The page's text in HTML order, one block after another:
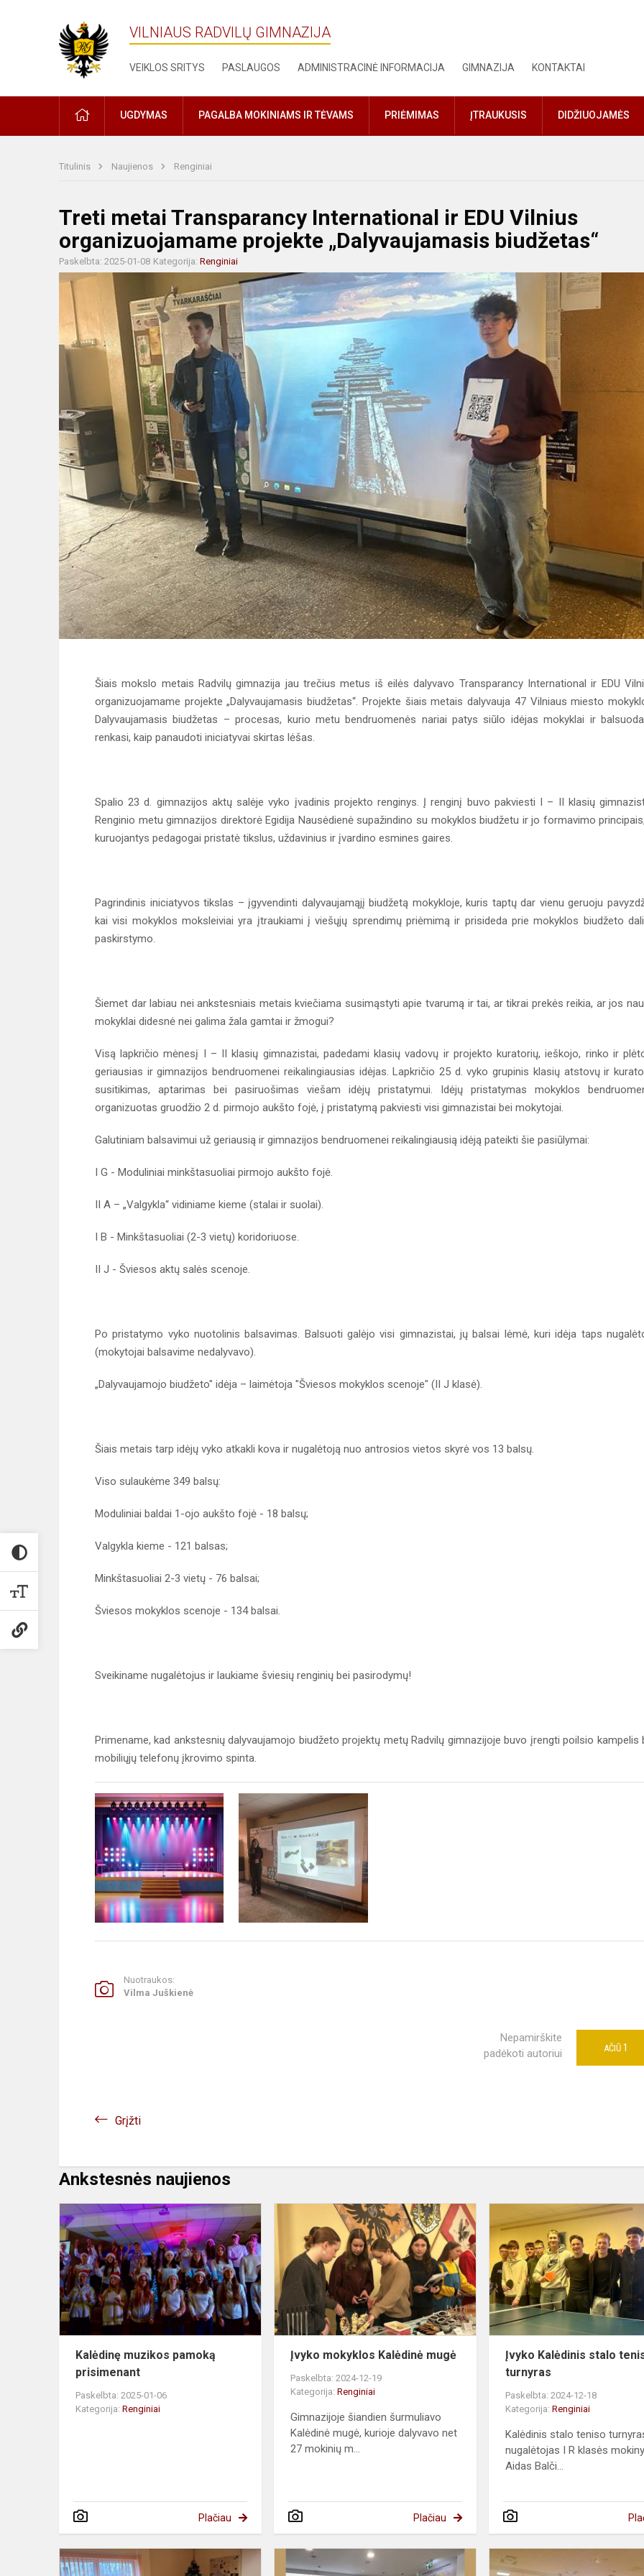
VILNIAUS RADVILŲ GIMNAZIJA
VEIKLOS SRITYS PASLAUGOS ADMINISTRACINĖ INFORMACIJA GIMNAZIJA KONTAKTAI
PRADŽIAUGDYMAS PAGALBA MOKINIAMS IR TĖVAMS PRIĖMIMAS ĮTRAUKUSIS DIDŽIUOJAMĖS
Titulinis Naujienos Renginiai
Treti metai Transparancy International ir EDU Vilnius
organizuojamame projekte „Dalyvaujamasis biudžetas“
Paskelbta: 2025-01-08 Kategorija: Renginiai
Šiais mokslo metais Radvilų gimnazija jau trečius metus iš eilės dalyvavo Transparancy International ir EDU
organizuojamame projekte „Dalyvaujamasis biudžetas“. Projekte šiais metais dalyvauja 47 Vilniaus miesto
Dalyvaujamasis biudžetas – procesas, kurio metu bendruomenės nariai patys siūlo idėjas mokyklai ir
renkasi, kaip panaudoti iniciatyvai skirtas lėšas.
Spalio 23 d. gimnazijos aktų salėje vyko įvadinis projekto renginys. Į renginį buvo pakviesti I – II klasių
Renginio metu gimnazijos direktorė Egidija Nausėdienė supažindino su mokyklos biudžetu ir jo formavimo
kuruojantys pedagogai pristatė tikslus, uždavinius ir įvardino esmines gaires.
Pagrindinis iniciatyvos tikslas – įgyvendinti dalyvaujamąjį biudžetą mokykloje, kuris taptų dar vienu geruoju
kai visi mokyklos moksleiviai yra įtraukiami į viešųjų sprendimų priėmimą ir prisideda prie mokyklos biudžeto
paskirstymo.
Šiemet dar labiau nei ankstesniais metais kviečiama susimąstyti apie tvarumą ir tai, ar tikrai prekės reikia, ar jos
mokyklai didesnė nei galima žala gamtai ir žmogui?
Visą lapkričio mėnesį I – II klasių gimnazistai, padedami klasių vadovų ir projekto kuratorių, ieškojo, rinko ir
geriausias ir gimnazijos bendruomenei reikalingiausias idėjas. Lapkričio 25 d. vyko grupinis klasių atstovų ir
susitikimas, aptarimas bei pasiruošimas viešam idėjų pristatymui. Idėjų pristatymas mokyklos
organizuotas gruodžio 2 d. pirmojo aukšto fojė, į pristatymą pakviesti visi gimnazistai bei mokytojai.
Galutiniam balsavimui už geriausią ir gimnazijos bendruomenei reikalingiausią idėją pateikti šie pasiūlymai:
I G - Moduliniai minkštasuoliai pirmojo aukšto fojė.
II A – „Valgykla“ vidiniame kieme (stalai ir suolai).
I B - Minkštasuoliai (2-3 vietų) koridoriuose.
II J - Šviesos aktų salės scenoje.
Po pristatymo vyko nuotolinis balsavimas. Balsuoti galėjo visi gimnazistai, jų balsai lėmė, kuri idėja taps
(mokytojai balsavime nedalyvavo).
„Dalyvaujamojo biudžeto" idėja – laimėtoja "Šviesos mokyklos scenoje" (II J klasė).
Šiais metais tarp idėjų vyko atkakli kova ir nugalėtoją nuo antrosios vietos skyrė vos 13 balsų.
Viso sulaukėme 349 balsų:
Moduliniai baldai 1-ojo aukšto fojė - 18 balsų;
Valgykla kieme - 121 balsas;
Minkštasuoliai 2-3 vietų - 76 balsai;
Šviesos mokyklos scenoje - 134 balsai.
Sveikiname nugalėtojus ir laukiame šviesių renginių bei pasirodymų!
Primename, kad ankstesnių dalyvaujamojo biudžeto projektų metų Radvilų gimnazijoje buvo įrengti poilsio kampelis
mobiliųjų telefonų įkrovimo spinta.
Nuotraukos:
Vilma Juškienė
Nepamirškite
padėkoti autoriui
AČIŪ 1
Grįžti
Ankstesnės naujienos
muzikos
pamoką
prisimenant
Kalėdinę muzikos pamoką
prisimenant
Paskelbta: 2025-01-06
Kategorija: Renginiai
Plačiau
mokyklos
Kalėdinė
mugė
Įvyko mokyklos Kalėdinė mugė
Paskelbta: 2024-12-19
Kategorija:Renginiai
Gimnazijoje šiandien šurmuliavo
Kalėdinė mugė, kurioje dalyvavo net
27 mokinių m...
Plačiau
Įvyko Kalėdinis stalo
turnyras
Paskelbta: 2024-12-18
Kategorija:Renginiai
Kalėdinis stalo teniso
nugalėtojas I R klasės
Aidas Balči...
Akademinės
sielovados
Kviečiame